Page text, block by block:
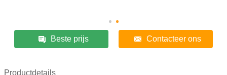
Beste prijs Contacteer ons
Productdetails